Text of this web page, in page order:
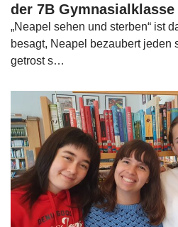
der 7B Gymnasialklasse
„Neapel sehen und sterben“ ist
besagt, Neapel bezaubert jeden
getrost s…